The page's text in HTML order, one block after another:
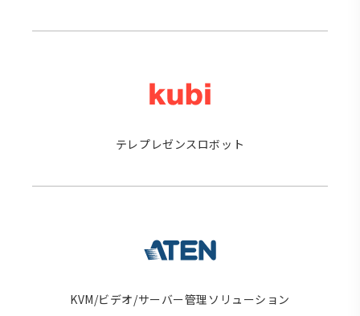
テレプレゼンスロボット
KVM/ビデオ/サーバー管理ソリューション